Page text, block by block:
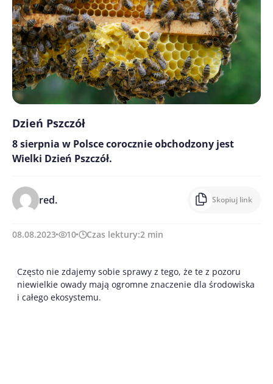
Dzień Pszczół
8 sierpnia w Polsce corocznie obchodzony jest
Wielki Dzień Pszczół.
red. Skopiuj link
08.08.2023 10 Czas lektury:2 min
Często nie zdajemy sobie sprawy z tego, że te z pozoru
niewielkie owady mają ogromne znaczenie dla środowiska
i całego ekosystemu.